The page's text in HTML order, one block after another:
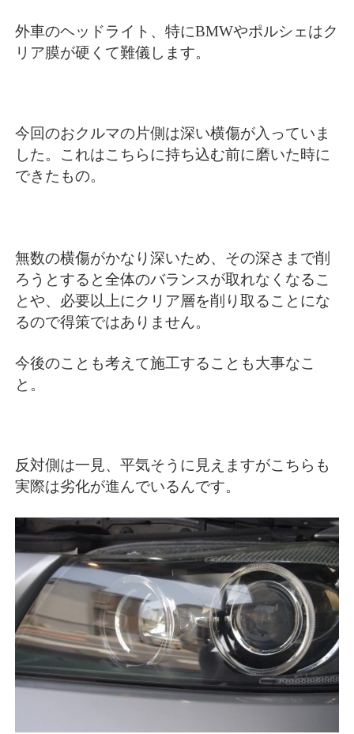
外車のヘッドライト、特にBMWやポルシェはク
リア膜が硬くて難儀します。
今回のおクルマの片側は深い横傷が入っていま
した。これはこちらに持ち込む前に磨いた時に
できたもの。
無数の横傷がかなり深いため、その深さまで削
ろうとすると全体のバランスが取れなくなるこ
とや、必要以上にクリア層を削り取ることにな
るので得策ではありません。
今後のことも考えて施工することも大事なこ
と。
反対側は一見、平気そうに見えますがこちらも
実際は劣化が進んでいるんです。